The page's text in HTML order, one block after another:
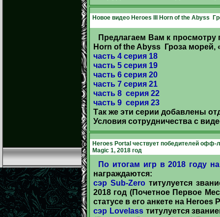
Новое видео Heroes III Horn of the Abyss
Предлагаем Вам к просмотру
Horn of the Abyss Гроза морей,
часть 4 серия 18
часть 5 серия 19
часть 6 серия 20
часть 7 серия 21
часть 8 серия 22
часть 9 серия 23
Так же эти серии добавлены
Условия сотрудничества с
Heroes Portal чествует победителей офф-
Magic 1, 2018 год
По итогам игр в 2018 году
награждаются:
сэр Sub-Zeroтитулуется
2018 год (Почетное Первое
статусе в его анкете на Heroes
сэр Lovelassтитулуется